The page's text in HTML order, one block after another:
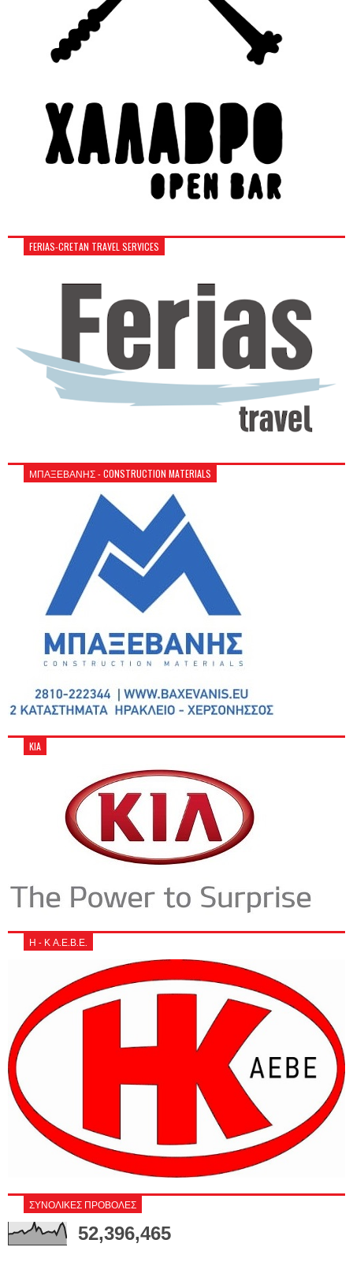
FERIAS-CRETAN TRAVEL SERVICES
ΜΠΑΞΕΒΑΝΗΣ - CONSTRUCTION MATERIALS
KIA
Η - Κ Α.Ε.Β.Ε.
ΣΥΝΟΛΙΚΕΣ ΠΡΟΒΟΛΕΣ
52,396,465